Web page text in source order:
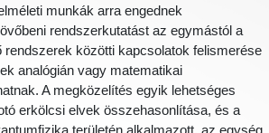
munkák arra engednek
rendszerkutatást az egymástól a
rendszerek közötti kapcsolatok felismerése
analógián vagy matematikai
A megközelítés egyik lehetséges
erkölcsi elvek összehasonlítása, és a